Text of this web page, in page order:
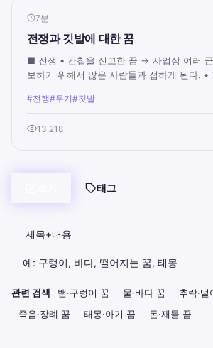
7분
전쟁과 깃발에 대한 꿈
■ 전쟁 • 간첩을 신고한 꿈 → 사업상 여러
보하기 위해서 많은 사람들과 접하게 된다. •
#전쟁#무기#깃발
13,218
태그
관련 검색 뱀·구렁이 꿈 물·바다 꿈
추락·
죽음·장례 꿈
태몽·아기 꿈 돈·재물 꿈